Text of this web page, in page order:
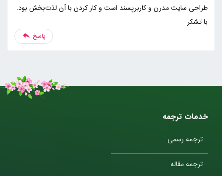
با تشکر
پاسخ
خدمات ترجمه
ترجمه رسمی
ترجمه مقاله